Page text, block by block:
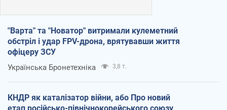
"Варта" та "Новатор" витримали кулеметний
обстріл і удар FPV-дрона, врятувавши життя
офіцеру ЗСУ
Українська Бронетехніка 3,8 т.
КНДР як каталізатор війни, або Про новий